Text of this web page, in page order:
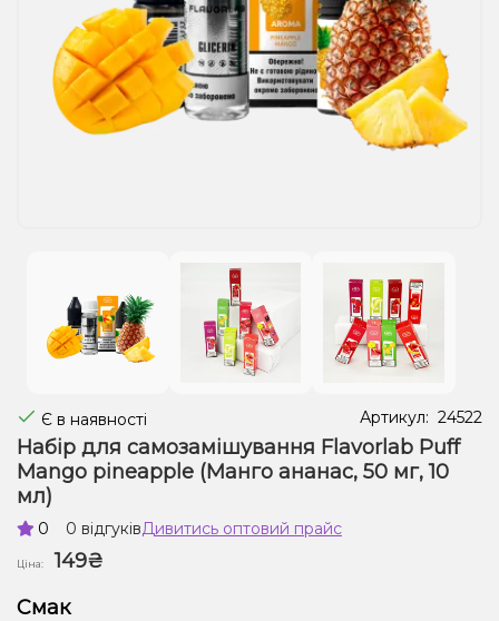
Рідини для електронних сигарет
Подарункові набори
Уцінка
Є в наявності Артикул: 24522
Набір для самозамішування Flavorlab Puff
Mango pineapple (Манго ананас, 50 ​​мг, 10
мл)
0 0 відгуківДивитись оптовий прайс
Ціна:
149₴
Смак